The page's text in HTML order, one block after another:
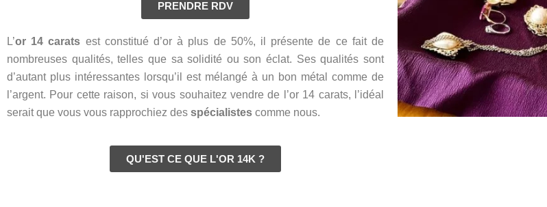
PRENDRE RDV
L’or 14 carats est constitué d’or à plus de 50%, il présente de ce fait de
nombreuses qualités, telles que sa solidité ou son éclat. Ses qualités sont
d’autant plus intéressantes lorsqu’il est mélangé à un bon métal comme de
l’argent. Pour cette raison, si vous souhaitez vendre de l’or 14 carats, l’idéal
serait que vous vous rapprochiez des spécialistes comme nous.
QU'EST CE QUE L'OR 14K ?